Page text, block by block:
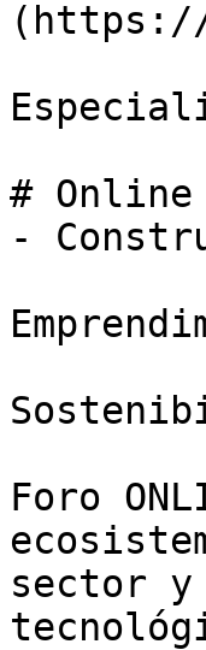
(https://
# Online
-
Foro
sector y